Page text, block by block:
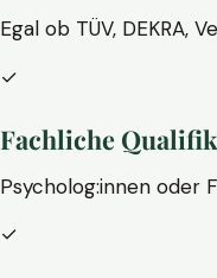
Egal ob TÜV, DEKRA,
✓
Fachliche
Psycholog:innen oder
✓